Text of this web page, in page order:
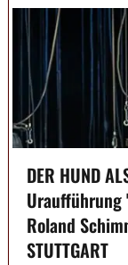
DER HUND
Uraufführung
Roland
STUTTGART